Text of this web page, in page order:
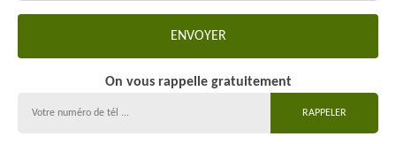
On vous rappelle gratuitement